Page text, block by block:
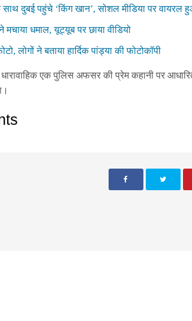
दुबई पहुंचे ‘किंग खान’, सोशल मीडिया पर वायरल
धमाल, यूट्यूब पर छाया वीडियो
लोगों ने बताया हार्दिक पांड्या की फोटोकॉपी
एक पुलिस अफसर की प्रेम कहानी पर